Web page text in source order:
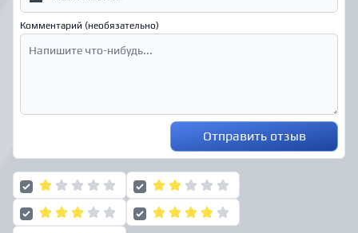
Комментарий (необязательно)
Отправить отзыв